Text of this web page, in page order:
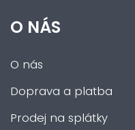
O NÁS
O nás
Doprava a platba
Prodej na splátky